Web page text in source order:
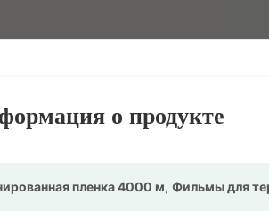
о продукте
пленка 4000 м, Фильмы для